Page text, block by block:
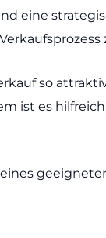
eine
so
ist es